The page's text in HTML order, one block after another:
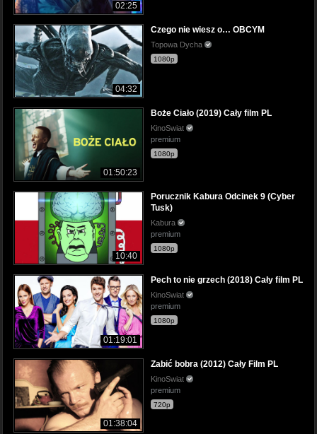
02:25
04:32
Czego nie wiesz o… OBCYM
Topowa Dycha
1080p
01:50:23
Boże Ciało (2019) Cały film PL
KinoSwiat
premium
1080p
10:40
Porucznik Kabura Odcinek 9 (Cyber
Tusk)
Kabura
premium
1080p
01:19:01
Pech to nie grzech (2018) Cały film PL
KinoSwiat
premium
1080p
01:38:04
Zabić bobra (2012) Cały Film PL
KinoSwiat
premium
720p